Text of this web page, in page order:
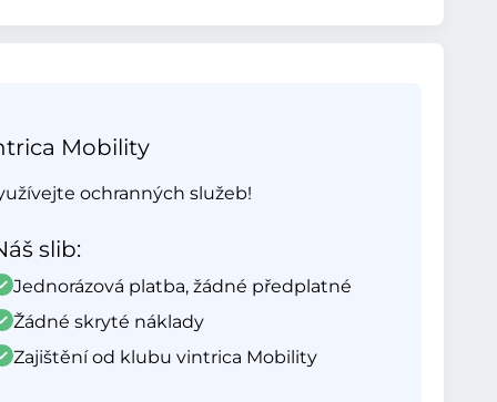
Mobility
ochranných služeb!
slib:
Jednorázová platba, žádné předplatné
Žádné skryté náklady
Zajištění od klubu vintrica Mobility